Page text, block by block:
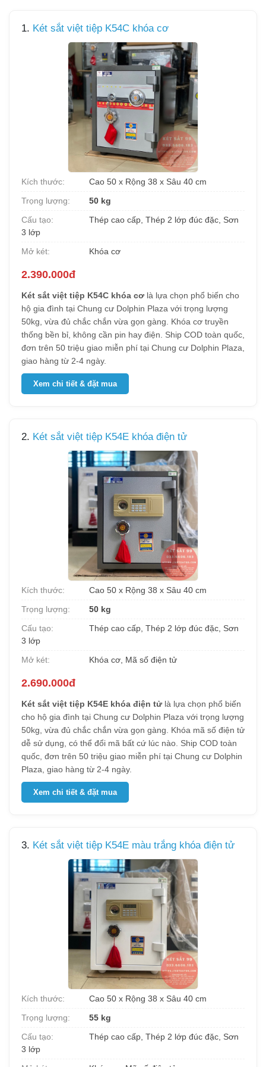
1. Két sắt việt tiệp K54C khóa cơ
Kích thước:
Cao 50 x Rộng 38 x Sâu 40 cm
Trọng lượng:
50 kg
Cấu tạo:
Thép cao cấp, Thép 2 lớp đúc đặc, Sơn
3 lớp
Mở két:
Khóa cơ
2.390.000đ
Két sắt việt tiệp K54C khóa cơ là lựa chọn phổ biến cho
hộ gia đình tại Chung cư Dolphin Plaza với trọng lượng
50kg, vừa đủ chắc chắn vừa gọn gàng. Khóa cơ truyền
thống bền bỉ, không cần pin hay điện. Ship COD toàn quốc,
đơn trên 50 triệu giao miễn phí tại Chung cư Dolphin Plaza,
giao hàng từ 2-4 ngày.
Xem chi tiết & đặt mua
2. Két sắt việt tiệp K54E khóa điện tử
Kích thước:
Cao 50 x Rộng 38 x Sâu 40 cm
Trọng lượng:
50 kg
Cấu tạo:
Thép cao cấp, Thép 2 lớp đúc đặc, Sơn
3 lớp
Mở két:
Khóa cơ, Mã số điện tử
2.690.000đ
Két sắt việt tiệp K54E khóa điện tửlà lựa chọn phổ biến
cho hộ gia đình tại Chung cư Dolphin Plaza với trọng lượng
50kg, vừa đủ chắc chắn vừa gọn gàng. Khóa mã số điện tử
dễ sử dụng, có thể đổi mã bất cứ lúc nào. Ship COD toàn
quốc, đơn trên 50 triệu giao miễn phí tại Chung cư Dolphin
Plaza, giao hàng từ 2-4 ngày.
Xem chi tiết & đặt mua
3. Két sắt việt tiệp K54E màu trắng khóa điện tử
Kích thước:
Cao 50 x Rộng 38 x Sâu 40 cm
Trọng lượng:
55 kg
Cấu tạo:
Thép cao cấp, Thép 2 lớp đúc đặc, Sơn
3 lớp